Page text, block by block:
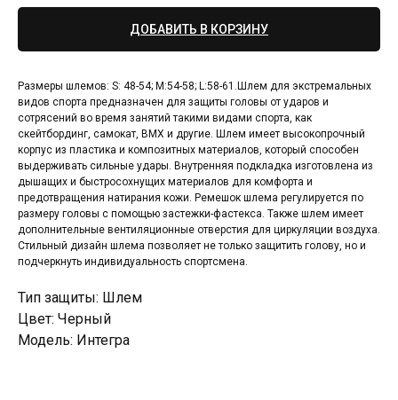
ДОБАВИТЬ В КОРЗИНУ
Размеры шлемов: S: 48-54; M:54-58; L:58-61.Шлем для экстремальных
видов спорта предназначен для защиты головы от ударов и
сотрясений во время занятий такими видами спорта, как
скейтбординг, самокат, BMX и другие. Шлем имеет высокопрочный
корпус из пластика и композитных материалов, который способен
выдерживать сильные удары. Внутренняя подкладка изготовлена из
дышащих и быстросохнущих материалов для комфорта и
предотвращения натирания кожи. Ремешок шлема регулируется по
размеру головы с помощью застежки-фастекса. Также шлем имеет
дополнительные вентиляционные отверстия для циркуляции воздуха.
Стильный дизайн шлема позволяет не только защитить голову, но и
подчеркнуть индивидуальность спортсмена.
Тип защиты: Шлем
Цвет: Черный
Модель: Интегра